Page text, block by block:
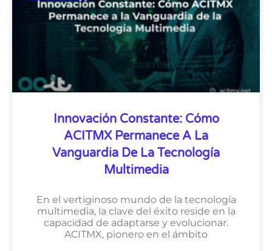
Innovación Constante: Cómo
ACITMX Permanece A La
Vanguardia De La Tecnología
Multimedia
En el vertiginoso mundo de la tecnología
multimedia, la clave del éxito reside en la
capacidad de adaptarse y evolucionar.
ACITMX, pionero en el ámbito